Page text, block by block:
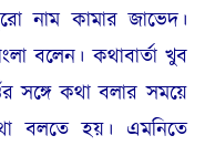
নাম কামার জাভেদ।
বলেন। কথাবার্তা খুব
সঙ্গে কথা বলার সময়ে
বলতে হয়। এমনিতে